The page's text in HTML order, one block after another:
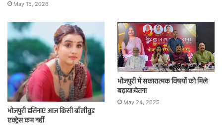
May 15, 2026
भोजपुरी हसिनाएं आज किसी बॉलीवुड
एक्ट्रेस कम नहीं
भोजपुरी में सकारात्मक विषयों को मिले
बढ़ावा:चेतना
May 24, 2025